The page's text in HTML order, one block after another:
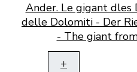
Ander. Le gigant
delle Dolomiti - Der
- The giant
+